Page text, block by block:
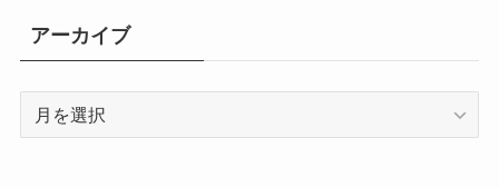
アーカイブ